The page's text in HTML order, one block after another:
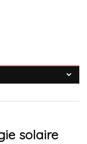
solaire